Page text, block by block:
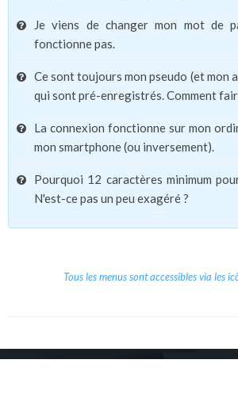
Je viens de changer mon mot de
fonctionne pas.
Ce sont toujours mon pseudo (et mon
qui sont pré-enregistrés. Comment
La connexion fonctionne sur mon
mon smartphone (ou inversement).
Pourquoi 12 caractères minimum
N'est-ce pas un peu exagéré ?
Tous les menus sont accessibles via les